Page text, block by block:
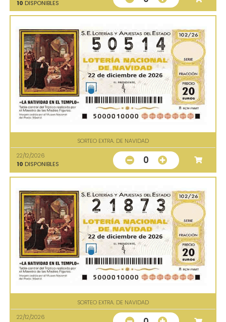
10 DISPONIBLES
SORTEO EXTRA. DE NAVIDAD
22/12/2026
10 DISPONIBLES 0
SORTEO EXTRA. DE NAVIDAD
22/12/2026